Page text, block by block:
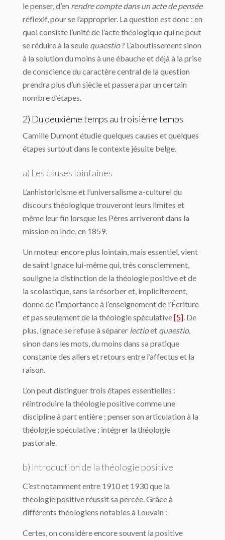
le penser, d’en rendre compte dans un acte de pensée
réflexif, pour se l’approprier. La question est donc : en
quoi consiste l’unité de l’acte théologique qui ne peut
se réduire à la seule quaestio? L’aboutissement sinon
à la solution du moins à une ébauche et déjà à la prise
de conscience du caractère central de la question
prendra plus d’un siècle et passera par un certain
nombre d’étapes.
2) Du deuxième temps au troisième temps
Camille Dumont étudie quelques causes et quelques
étapes surtout dans le contexte jésuite belge.
a) Les causes lointaines
L’anhistoricisme et l’universalisme a-culturel du
discours théologique trouveront leurs limites et
même leur fin lorsque les Pères arriveront dans la
mission en Inde, en 1859.
Un moteur encore plus lointain, mais essentiel, vient
de saint Ignace lui-même qui, très consciemment,
souligne la distinction de la théologie positive et de
la scolastique, sans la résorber et, implicitement,
donne de l’importance à l’enseignement de l’Écriture
et pas seulement de la théologie spéculative[5] . De
plus, Ignace se refuse à séparer lectioet quaestio,
sinon dans les mots, du moins dans sa pratique
constante des allers et retours entre l’affectus et la
raison.
L’on peut distinguer trois étapes essentielles :
réintroduire la théologie positive comme une
discipline à part entière ; penser son articulation à la
théologie spéculative ; intégrer la théologie
pastorale.
b) Introduction de la théologie positive
C’est notamment entre 1910 et 1930 que la
théologie positive réussit sa percée. Grâce à
différents théologiens notables à Louvain :
Certes, on considère encore souvent la positive